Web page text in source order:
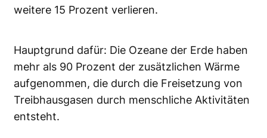
weitere 15 Prozent verlieren.
Hauptgrund dafür: Die Ozeane der Erde haben
mehr als 90 Prozent der zusätzlichen Wärme
aufgenommen, die durch die Freisetzung von
Treibhausgasen durch menschliche Aktivitäten
entsteht.